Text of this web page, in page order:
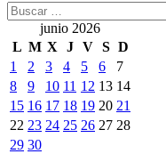
Buscar:
junio 2026
L M X J V S D
1
2 3 4 5 6
7
8
9 10 11 12 13 14
15 16 17 18 19 20 21
22 23 24 25 26 27 28
29 30